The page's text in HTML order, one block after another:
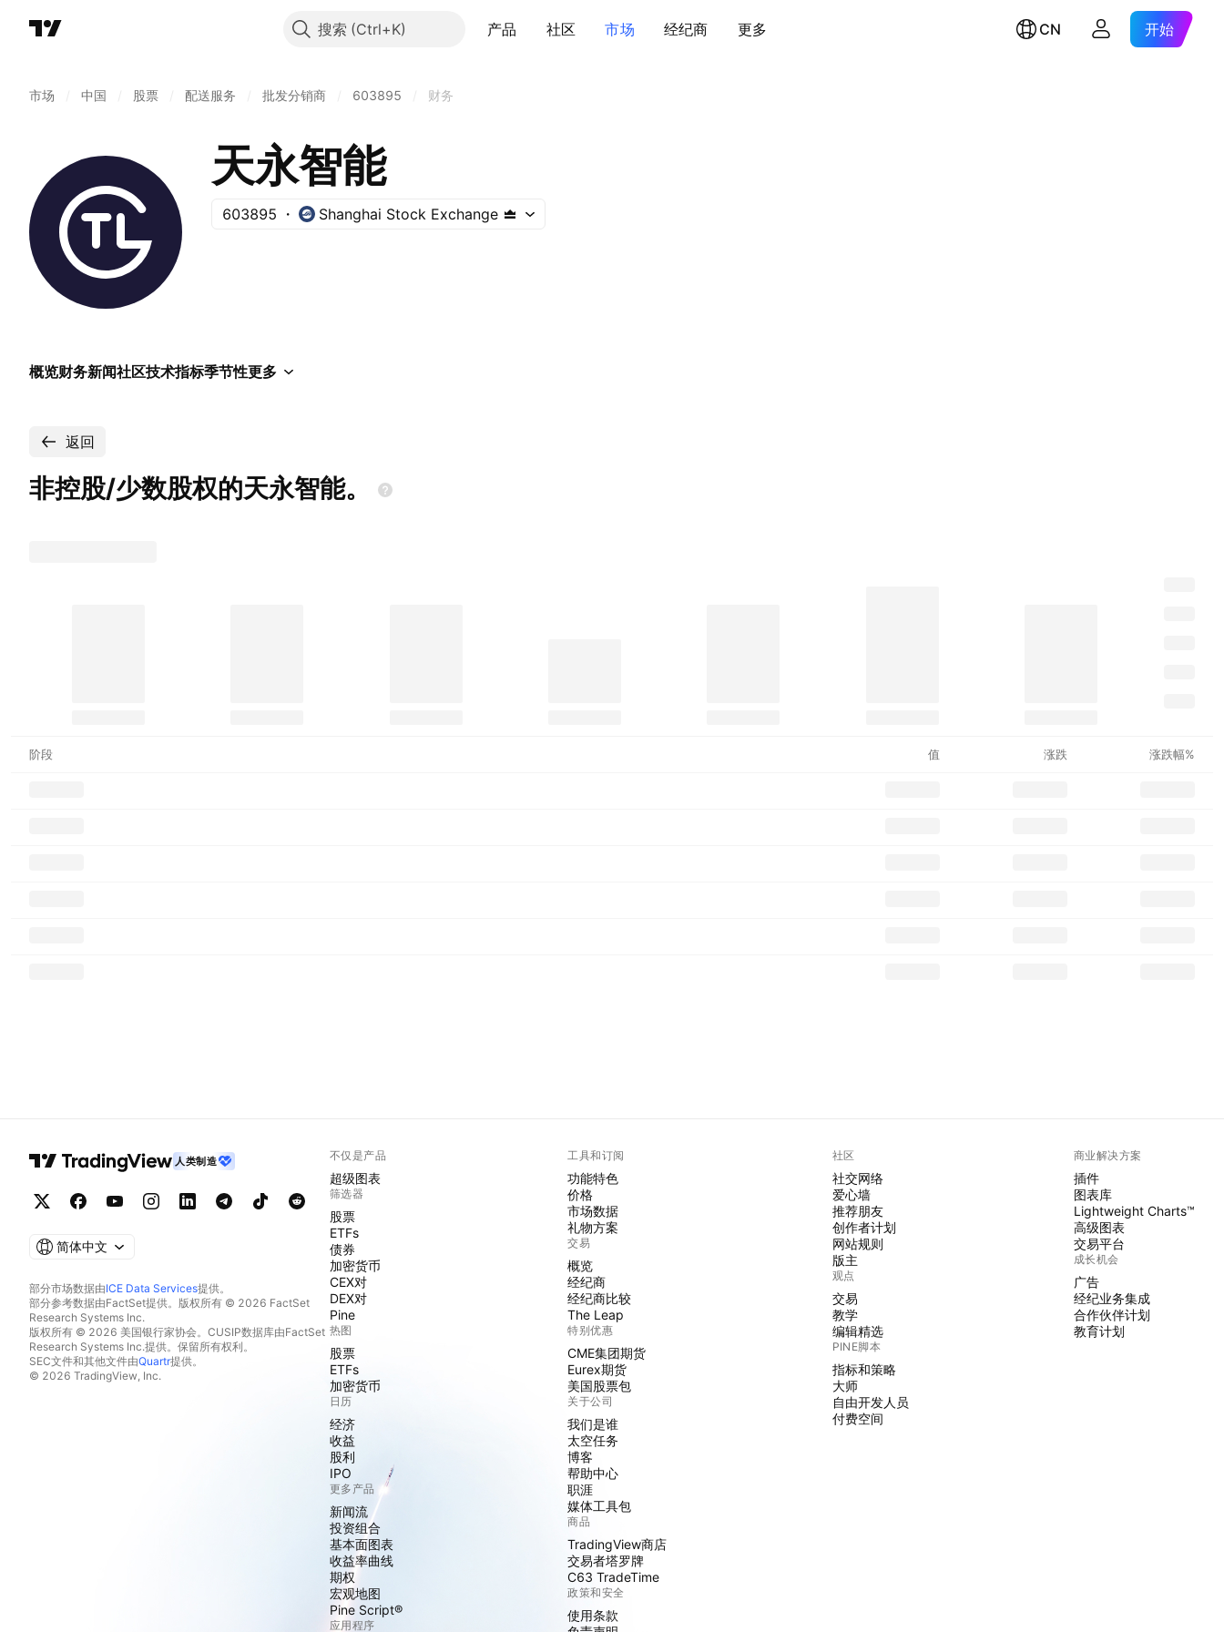
搜索 产品 社区 市场 经纪商 更多 CN 开始
市场 中国 股票 配送服务 批发分销商 603895 财务
天永智能
603895 Shanghai Stock Exchange
概览财务新闻社区技术指标季节性更多
返回
非控股/少数股权的天永智能。
阶段 值 涨跌 涨跌幅%
人类制造
简体中文
部分市场数据由ICE Data Services提供。
部分参考数据由FactSet提供。版权所有 © 2026 FactSet
Research Systems Inc.
版权所有 © 2026 美国银行家协会。CUSIP数据库由FactSet
Research Systems Inc.提供。保留所有权利。
SEC文件和其他文件由Quartr提供。
© 2026 TradingView, Inc.
不仅是产品
超级图表
筛选器
股票
ETFs
债券
加密货币
CEX对
DEX对
Pine
热图
股票
ETFs
加密货币
日历
经济
收益
股利
IPO
更多产品
新闻流
投资组合
基本面图表
收益率曲线
期权
宏观地图
Pine Script®
应用程序
工具和订阅
功能特色
价格
市场数据
礼物方案
交易
概览
经纪商
经纪商比较
The Leap
特别优惠
CME集团期货
Eurex期货
美国股票包
关于公司
我们是谁
太空任务
博客
帮助中心
职涯
媒体工具包
商品
TradingView商店
交易者塔罗牌
C63 TradeTime
政策和安全
使用条款
社区
社交网络
爱心墙
推荐朋友
创作者计划
网站规则
版主
观点
交易
教学
编辑精选
PINE脚本
指标和策略
大师
自由开发人员
付费空间
商业解决方案
插件
图表库
Lightweight Charts™
高级图表
交易平台
成长机会
广告
经纪业务集成
合作伙伴计划
教育计划